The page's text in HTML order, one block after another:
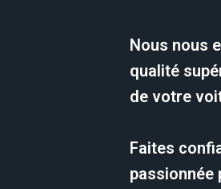
Nous nous
qualité
de votre
Faites
passionnée